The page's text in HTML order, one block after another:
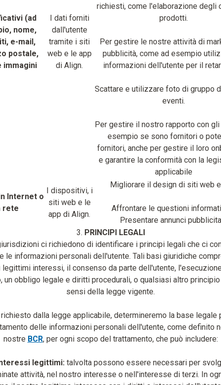
(ad
nome,
e-mail,
postale,
immagini
I dati forniti
dall'utente
tramite i siti
web e le app
di Align.
richiesti, come l'elaborazione degli
prodotti.
Per gestire le nostre attività di
pubblicità, come ad esempio
informazioni dell'utente per il
Scattare e utilizzare foto di gruppo
eventi.
Per gestire il nostro rapporto con gli
esempio se sono fornitori o
fornitori, anche per gestire il loro
e garantire la conformità con la
applicabile
Internet o
rete
I dispositivi, i
siti web e le
app di Align.
Migliorare il design di siti web
Affrontare le questioni
Presentare annunci
3. PRINCIPI LEGALI
ci richiedono di identificare i principi legali che ci
le informazioni personali dell'utente. Tali basi giuridiche
legittimi interessi, il consenso da parte dell'utente,
un obbligo legale e diritti procedurali, o qualsiasi altro
sensi della legge vigente.
dalla legge applicabile, determineremo la base legale
delle informazioni personali dell'utente, come definito
nostre BCR, per ogni scopo del trattamento, che può includere:
legittimi: talvolta possono essere necessari per
attività, nel nostro interesse o nell'interesse di terzi. In